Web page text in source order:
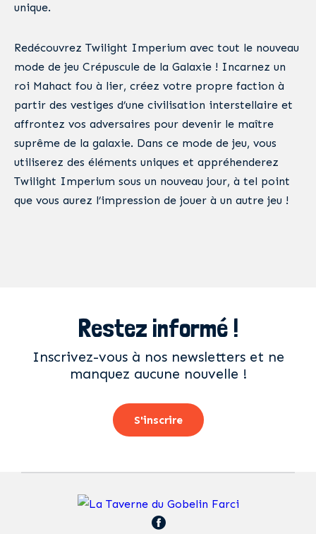
unique.
Redécouvrez Twilight Imperium avec tout le nouveau
mode de jeu Crépuscule de la Galaxie ! Incarnez un
roi Mahact fou à lier, créez votre propre faction à
partir des vestiges d’une civilisation interstellaire et
affrontez vos adversaires pour devenir le maître
suprême de la galaxie. Dans ce mode de jeu, vous
utiliserez des éléments uniques et appréhenderez
Twilight Imperium sous un nouveau jour, à tel point
que vous aurez l’impression de jouer à un autre jeu !
Restez informé !
Inscrivez-vous à nos newsletters et ne
manquez aucune nouvelle !
S'inscrire